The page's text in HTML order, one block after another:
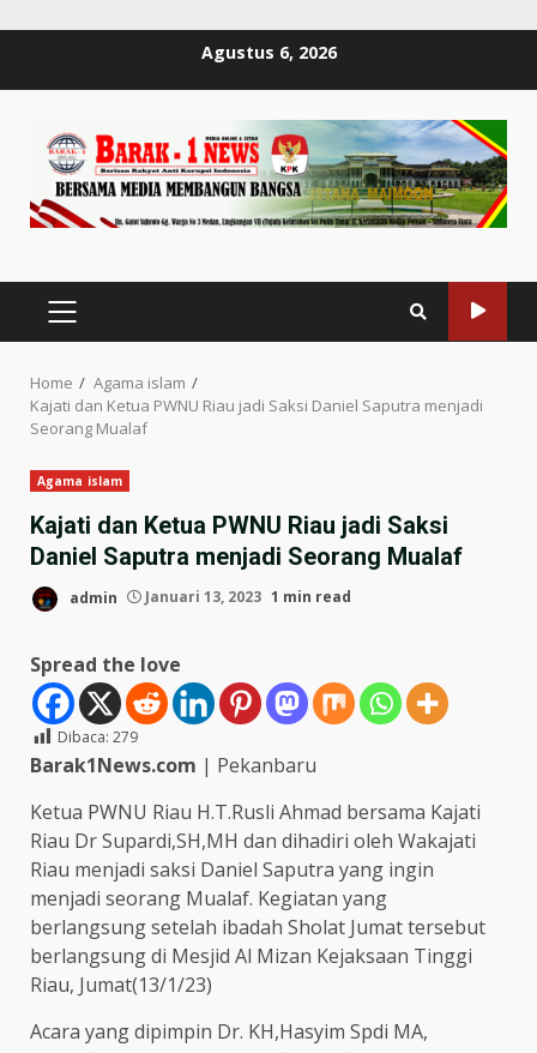
Agustus 6, 2026
PRIMARY
MENU
Home
Agama islam
Kajati dan Ketua PWNU Riau jadi Saksi Daniel Saputra menjadi
Seorang Mualaf
Agama islam
Kajati dan Ketua PWNU Riau jadi Saksi
Daniel Saputra menjadi Seorang Mualaf
admin Januari 13, 2023 1 min read
Spread the love
Dibaca: 279
Barak1News.com | Pekanbaru
Ketua PWNU Riau H.T.Rusli Ahmad bersama Kajati
Riau Dr Supardi,SH,MH dan dihadiri oleh Wakajati
Riau menjadi saksi Daniel Saputra yang ingin
menjadi seorang Mualaf. Kegiatan yang
berlangsung setelah ibadah Sholat Jumat tersebut
berlangsung di Mesjid Al Mizan Kejaksaan Tinggi
Riau, Jumat(13/1/23)
Acara yang dipimpin Dr. KH,Hasyim Spdi MA,